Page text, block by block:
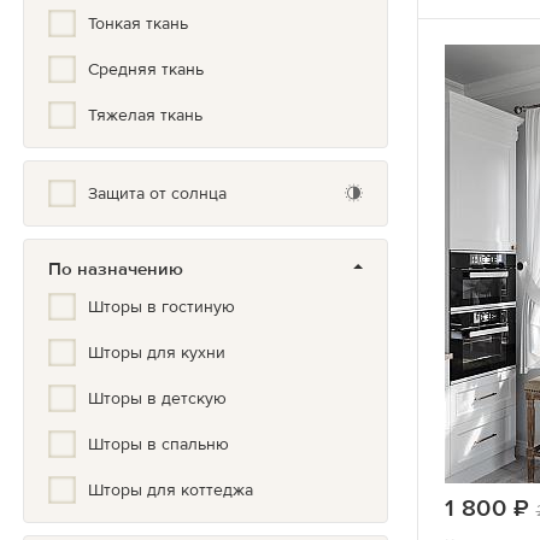
Однотонные с элементами
Орнамент
Полоска
Прованс
Растения
Современный
Узоры
Тонкая ткань
Средняя ткань
Тяжелая ткань
Защита от солнца
По назначению
Шторы в гостиную
Шторы для кухни
Шторы в детскую
Шторы в спальню
Шторы для коттеджа
1 800